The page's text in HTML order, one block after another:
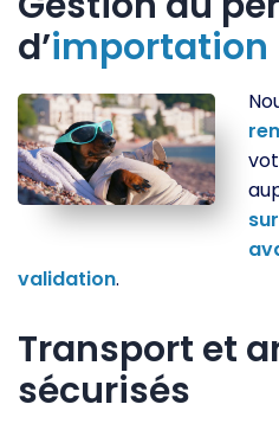
d’importation
validation.
Transport et
sécurisés